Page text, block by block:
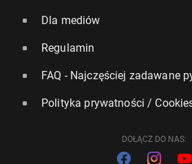
Dla mediów
Regulamin
FAQ - Najczęściej zadawane
Polityka prywatności /
DOŁĄCZ DO NAS: